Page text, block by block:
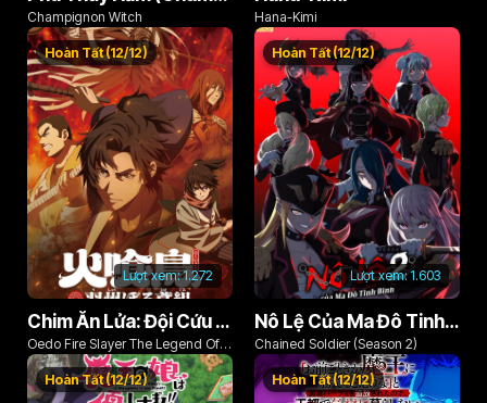
Champignon Witch Hana-Kimi
Lượt xem:1.272
Hoàn Tất (12/12)
Chim Ăn Lửa: Đội Cứu Hỏa Rách Rưới Vùng Ushu
Oedo Fire Slayer The Legend Of
Phoenix
Lượt xem:1.603
Hoàn Tất (12/12)
Nô Lệ Của Ma Đô Tinh Binh (Phần 2)
Chained Soldier (Season 2)
Hoàn Tất (12/12) Hoàn Tất (12/12)